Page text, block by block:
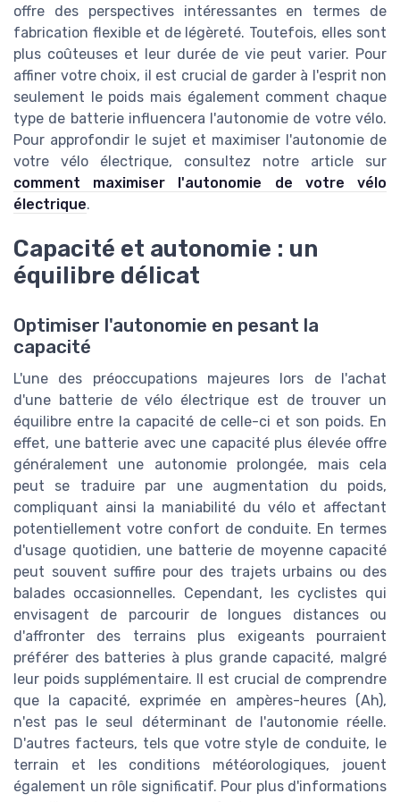
offre des perspectives intéressantes en termes de
fabrication flexible et de légèreté. Toutefois, elles sont
plus coûteuses et leur durée de vie peut varier. Pour
affiner votre choix, il est crucial de garder à l'esprit non
seulement le poids mais également comment chaque
type de batterie influencera l'autonomie de votre vélo.
Pour approfondir le sujet et maximiser l'autonomie de
votre vélo électrique, consultez notre article sur
comment maximiser l'autonomie de votre vélo
électrique.
Capacité et autonomie : un
équilibre délicat
Optimiser l'autonomie en pesant la
capacité
L'une des préoccupations majeures lors de l'achat
d'une batterie de vélo électrique est de trouver un
équilibre entre la capacité de celle-ci et son poids. En
effet, une batterie avec une capacité plus élevée offre
généralement une autonomie prolongée, mais cela
peut se traduire par une augmentation du poids,
compliquant ainsi la maniabilité du vélo et affectant
potentiellement votre confort de conduite. En termes
d'usage quotidien, une batterie de moyenne capacité
peut souvent suffire pour des trajets urbains ou des
balades occasionnelles. Cependant, les cyclistes qui
envisagent de parcourir de longues distances ou
d'affronter des terrains plus exigeants pourraient
préférer des batteries à plus grande capacité, malgré
leur poids supplémentaire. Il est crucial de comprendre
que la capacité, exprimée en ampères-heures (Ah),
n'est pas le seul déterminant de l'autonomie réelle.
D'autres facteurs, tels que votre style de conduite, le
terrain et les conditions météorologiques, jouent
également un rôle significatif. Pour plus d'informations